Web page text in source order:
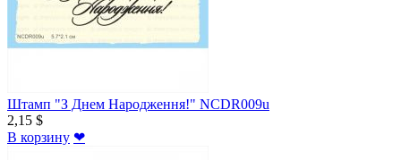
Штамп "З Днем Народження!" NCDR009u
2,15 $
В корзину ❤